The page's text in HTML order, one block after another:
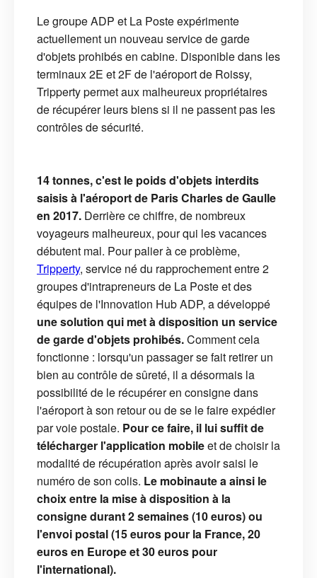
Le groupe ADP et La Poste expérimente
actuellement un nouveau service de garde
d'objets prohibés en cabine. Disponible dans les
terminaux 2E et 2F de l'aéroport de Roissy,
Tripperty permet aux malheureux propriétaires
de récupérer leurs biens si il ne passent pas les
contrôles de sécurité.
14 tonnes, c'est le poids d'objets interdits
saisis à l'aéroport de Paris Charles de Gaulle
en 2017. Derrière ce chiffre, de nombreux
voyageurs malheureux, pour qui les vacances
débutent mal. Pour palier à ce problème,
Tripperty, service né du rapprochement entre 2
groupes d'intrapreneurs de La Poste et des
équipes de l'Innovation Hub ADP, a développé
une solution qui met à disposition un service
de garde d'objets prohibés.Comment cela
fonctionne : lorsqu'un passager se fait retirer un
bien au contrôle de sûreté, il a désormais la
possibilité de le récupérer en consigne dans
l'aéroport à son retour ou de se le faire expédier
par voie postale. Pour ce faire, il lui suffit de
télécharger l'application mobileet de choisir la
modalité de récupération après avoir saisi le
numéro de son colis. Le mobinaute a ainsi le
choix entre la mise à disposition à la
consigne durant 2 semaines (10 euros) ou
l'envoi postal (15 euros pour la France, 20
euros en Europe et 30 euros pour
l'international).